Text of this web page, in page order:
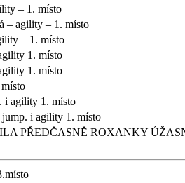
– 1. místo
– agility – 1. místo
– 1. místo
1. místo
1. místo
i agility 1. místo
jump. i agility 1. místo
PŘEDČASNĚ ROXANKY